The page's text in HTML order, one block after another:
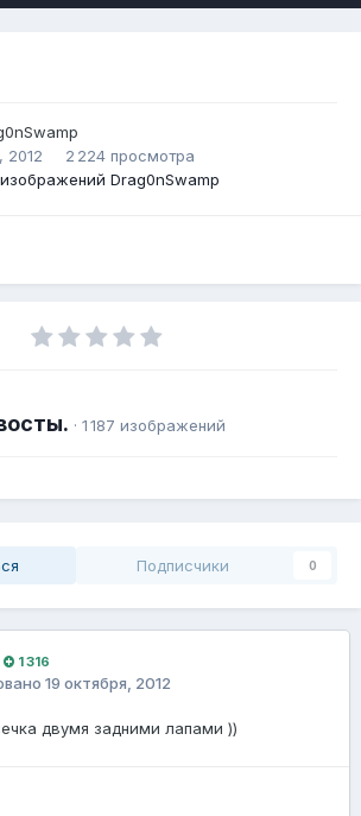
2012
2 224 просмотра
Drag0nSwamp
· 1 187 изображений
Подписчики 0
1 316
19 октября, 2012
двумя задними лапами ))